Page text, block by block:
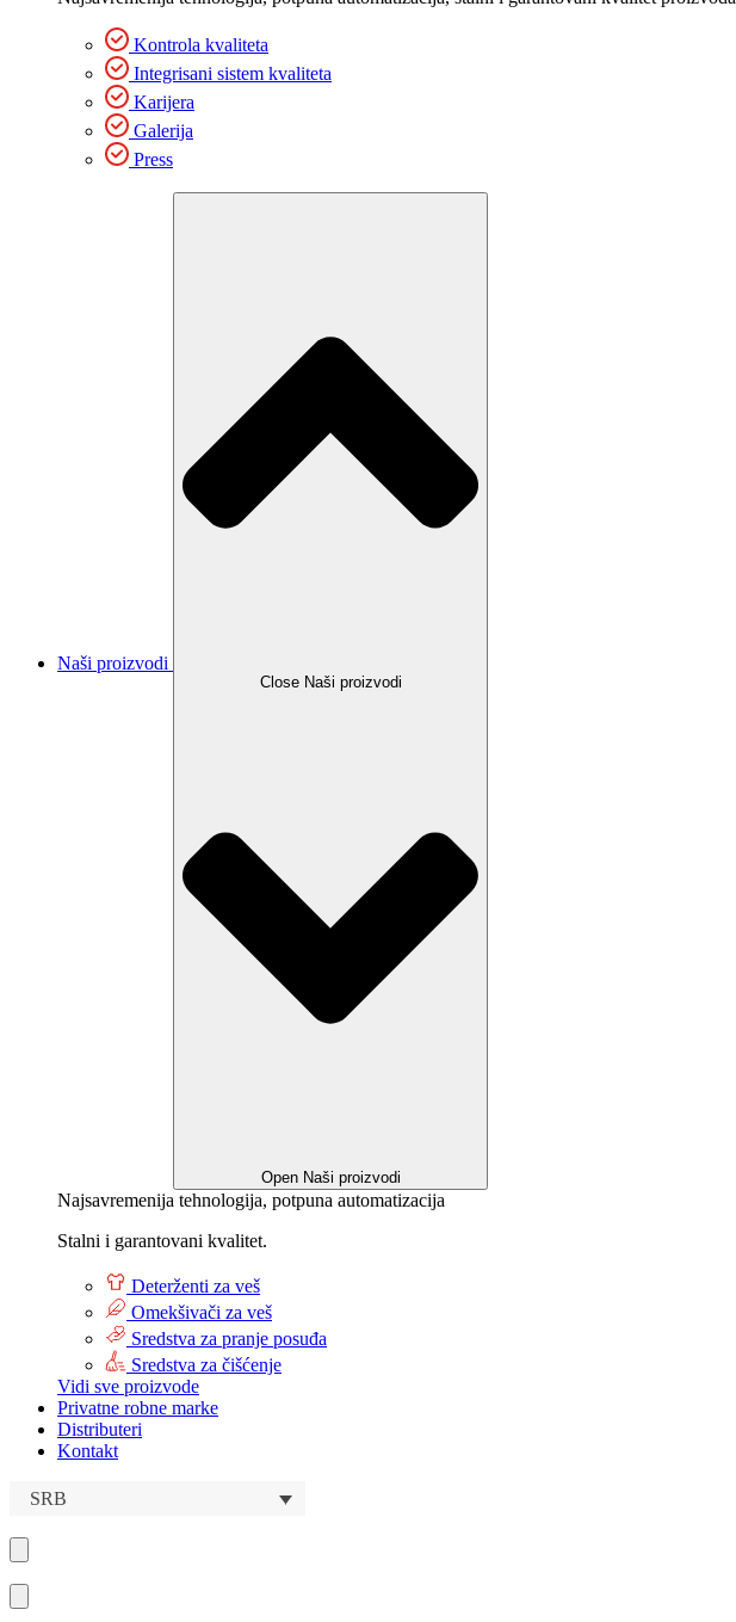
Kontrola kvaliteta
Integrisani sistem kvaliteta
Karijera
Galerija
Press
Naši proizvodi
Close Naši proizvodi
Open Naši proizvodi
Najsavremenija tehnologija, potpuna automatizacija
Stalni i garantovani kvalitet.
Deterženti za veš
Omekšivači za veš
Sredstva za pranje posuđa
Sredstva za čišćenje
Vidi sve proizvode
Privatne robne marke
Distributeri
Kontakt
SRB